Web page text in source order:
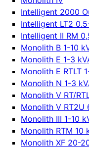
Intelligent 2000
Intelligent LT2
Intelligent II RM
Monolith B 1-10
Monolith E 1-3
Monolith E RTLT
Monolith N 1-3
Monolith V RT/
Monolith V RT2U
Monolith III 1-10
Monolith RTM 10
Monolith XF 20-